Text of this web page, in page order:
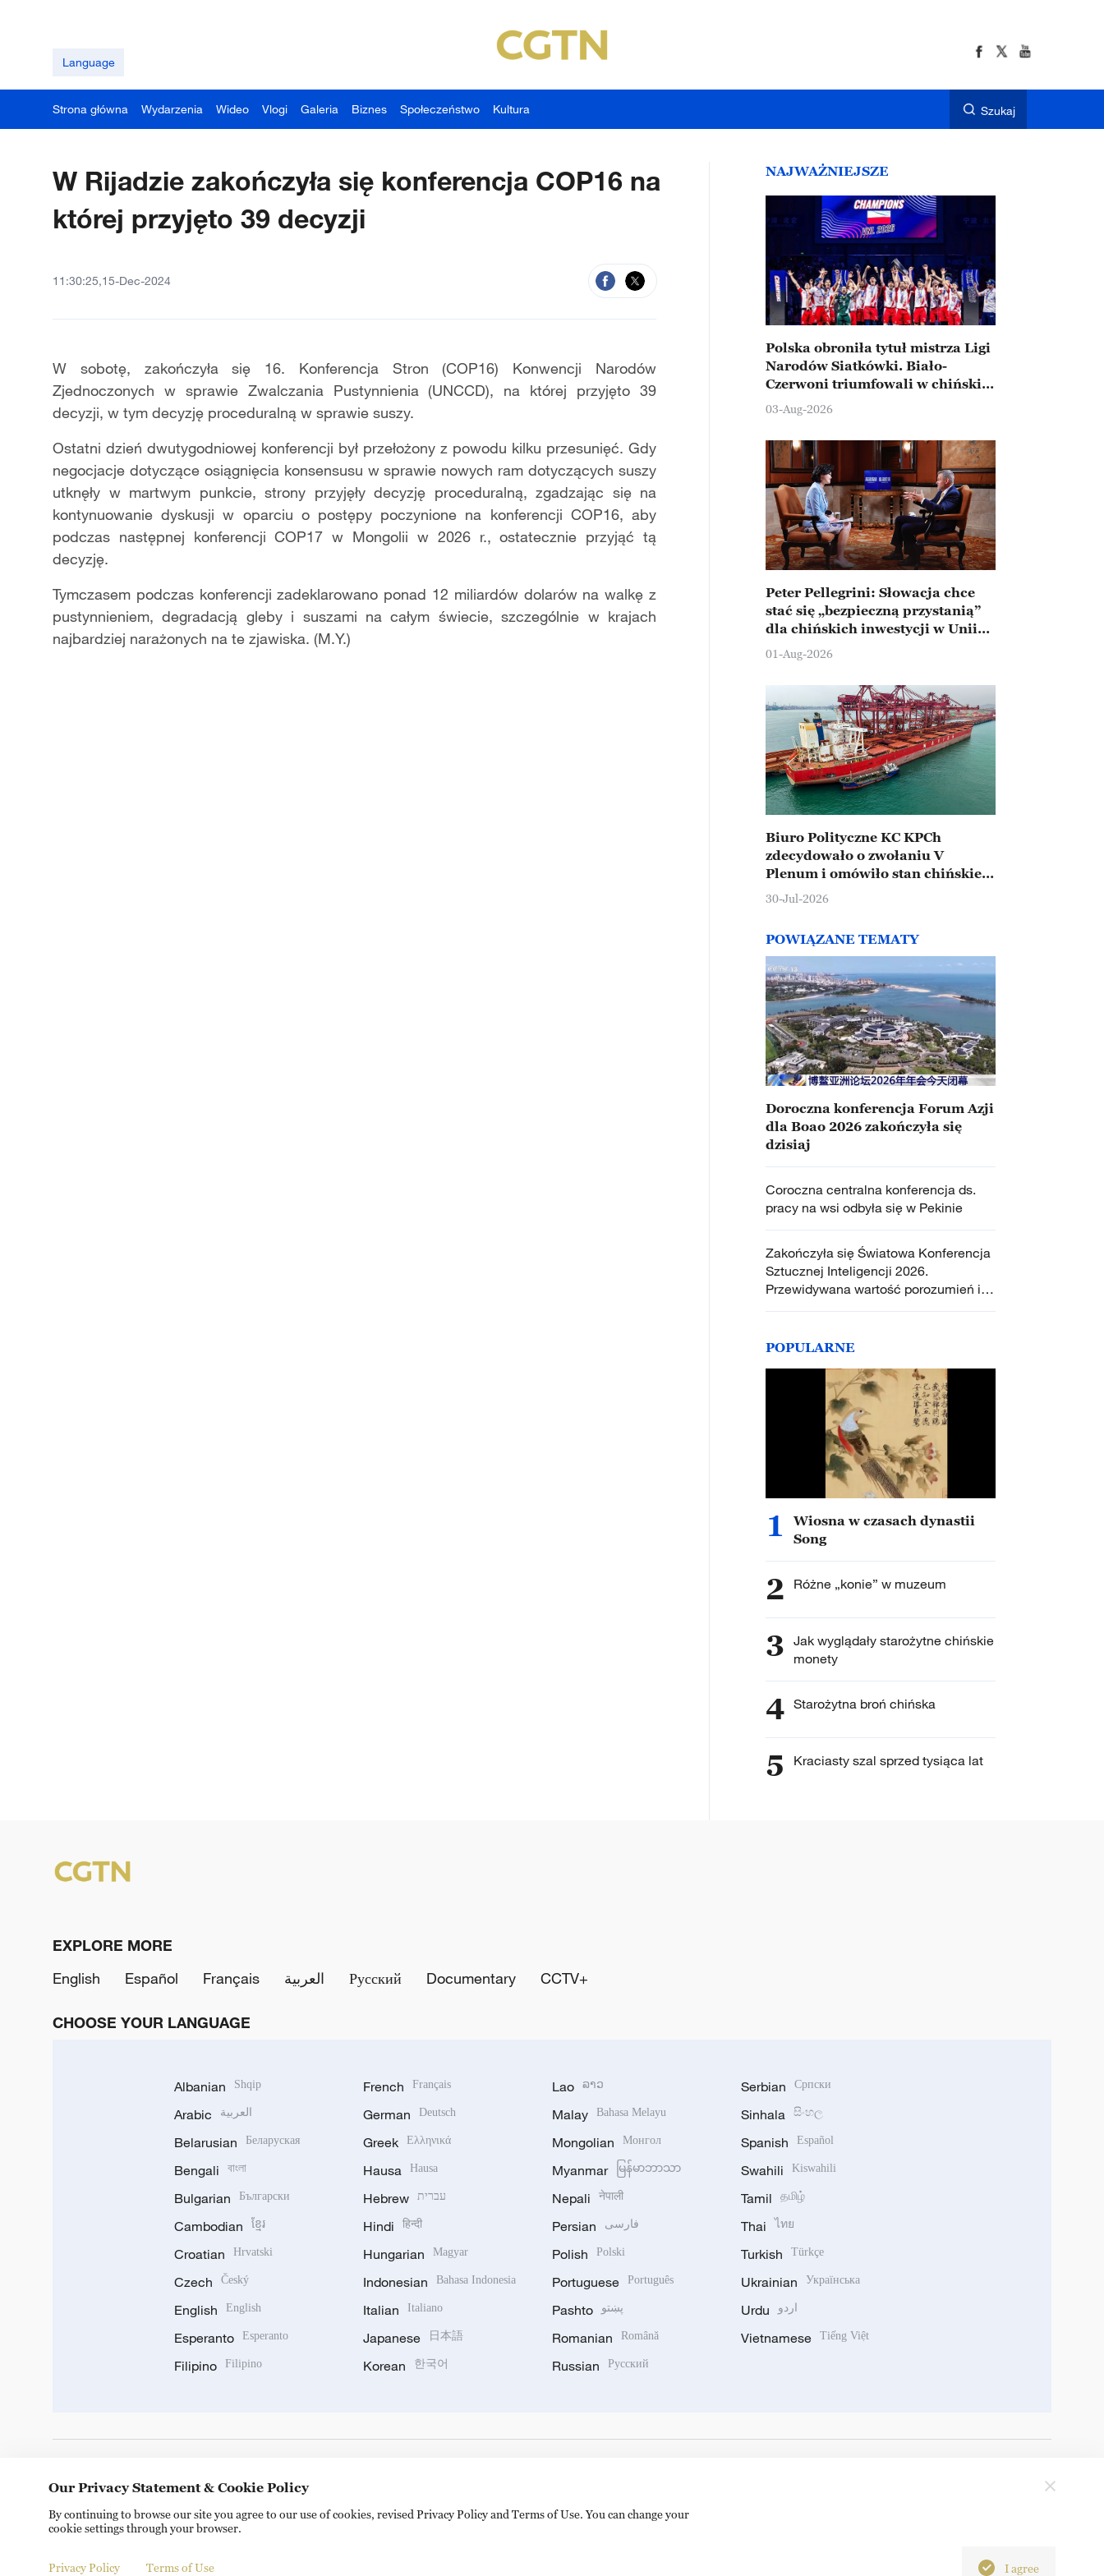
Language
Strona główna Wydarzenia Wideo Vlogi Galeria Biznes Społeczeństwo Kultura Szukaj
W Rijadzie zakończyła się konferencja COP16 na
której przyjęto 39 decyzji
11:30:25,15-Dec-2024
W sobotę, zakończyła się 16. Konferencja Stron (COP16) Konwencji Narodów
Zjednoczonych w sprawie Zwalczania Pustynnienia (UNCCD), na której przyjęto39
decyzji, w tym decyzję proceduralną w sprawie suszy.
Ostatni dzień dwutygodniowej konferencji był przełożony z powodu kilku przesunięć. Gdy
negocjacje dotyczące osiągnięcia konsensusu w sprawie nowych ram dotyczących suszy
utknęły w martwym punkcie, strony przyjęły decyzję proceduralną, zgadzając sięna
kontynuowanie dyskusji w oparciu o postępy poczynione na konferencji COP16, aby
podczas następnej konferencjiCOP17 w Mongolii w 2026 r., ostatecznie przyjąć tą
decyzję.
Tymczasem podczas konferencji zadeklarowano ponad 12 miliardów dolarów na walkę z
pustynnieniem, degradacją gleby i suszami na całym świecie, szczególnie w krajach
najbardziej narażonych na te zjawiska. (M.Y.)
NAJWAŻNIEJSZE
Polska obroniła tytuł mistrza Ligi
Narodów Siatkówki. Biało-
Czerwoni triumfowali w chińskim
Ningbo
03-Aug-2026
Peter Pellegrini: Słowacja chce
stać się „bezpieczną przystanią”
dla chińskich inwestycji w Unii
Europejskiej
01-Aug-2026
Biuro Polityczne KC KPCh
zdecydowało o zwołaniu V
Plenum i omówiło stan chińskiej
gospodarki
30-Jul-2026
POWIĄZANE TEMATY
Doroczna konferencja Forum Azji
dla Boao 2026 zakończyła się
dzisiaj
Coroczna centralna konferencja ds.
pracy na wsi odbyła się w Pekinie
Zakończyła się Światowa Konferencja
Sztucznej Inteligencji 2026.
Przewidywana wartość porozumień i
planowanych zamówień przekroczy 20
POPULARNE
1
Wiosna w czasach dynastii
Song
2 Różne „konie” w muzeum
3 Jak wyglądały starożytne chińskie
monety
4 Starożytna broń chińska
5 Kraciasty szal sprzed tysiąca lat
EXPLORE MORE
English
Español Français العربية Русский Documentary CCTV+
CHOOSE YOUR LANGUAGE
Albanian Shqip
Arabic العربية
Belarusian Беларуская
Bengali বাংলা
Bulgarian Български
Cambodian ខ្មែរ
Croatian Hrvatski
Czech Český
English English
Esperanto Esperanto
Filipino Filipino
French Français
German Deutsch
Greek Ελληνικά
Hausa Hausa
Hebrew עברית
Hindi हिन्दी
Hungarian Magyar
Indonesian Bahasa Indonesia
Italian Italiano
Japanese 日本語
Korean 한국어
Lao ລາວ
Malay Bahasa Melayu
Mongolian Монгол
Myanmar မြန်မာဘာသာ
Nepali नेपाली
Persian فارسی
Polish Polski
Portuguese Português
Pashto پښتو
Romanian Română
Russian Русский
Serbian Српски
Sinhala සිංහල
Spanish Español
Swahili Kiswahili
Tamil தமிழ்
Thai ไทย
Turkish Türkçe
Ukrainian Українська
Urdu اردو
Vietnamese Tiếng Việt
Copyright © 2024 CGTN. 京ICP备20000184号
Our Privacy Statement & Cookie Policy
By continuing to browse our site you agree to our use of cookies, revised Privacy Policy and Terms of Use. You can change your
cookie settings through your browser.
Privacy Policy Terms of Use I agree